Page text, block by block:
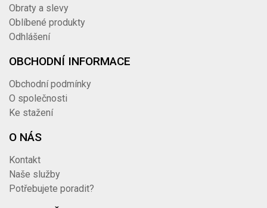
Obraty a slevy
Oblíbené produkty
Odhlášení
OBCHODNÍ INFORMACE
Obchodní podmínky
O společnosti
Ke stažení
O NÁS
Kontakt
Naše služby
Potřebujete poradit?